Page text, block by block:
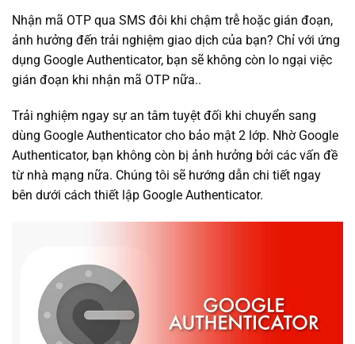
Nhận mã OTP qua SMS đôi khi chậm trễ hoặc gián đoạn,
ảnh hưởng đến trải nghiệm giao dịch của bạn? Chỉ với ứng
dụng Google Authenticator, bạn sẽ không còn lo ngại việc
gián đoạn khi nhận mã OTP nữa..
Trải nghiệm ngay sự an tâm tuyệt đối khi chuyển sang
dùng Google Authenticator cho bảo mật 2 lớp. Nhờ Google
Authenticator, bạn không còn bị ảnh hưởng bởi các vấn đề
từ nhà mạng nữa. Chúng tôi sẽ hướng dẫn chi tiết ngay
bên dưới cách thiết lập Google Authenticator.